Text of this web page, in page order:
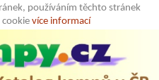
používáním těchto stránek
cookie více informací